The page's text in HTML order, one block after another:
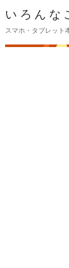
いろんな
スマホ・タブレット